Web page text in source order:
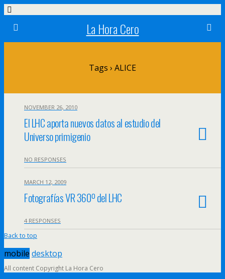
La Hora Cero
Tags › ALICE
NOVEMBER 26, 2010
El LHC aporta nuevos datos al estudio del
Universo primigenio
NO RESPONSES
MARCH 12, 2009
Fotografías VR 360º del LHC
4 RESPONSES
Back to top
mobile desktop
All content Copyright La Hora Cero